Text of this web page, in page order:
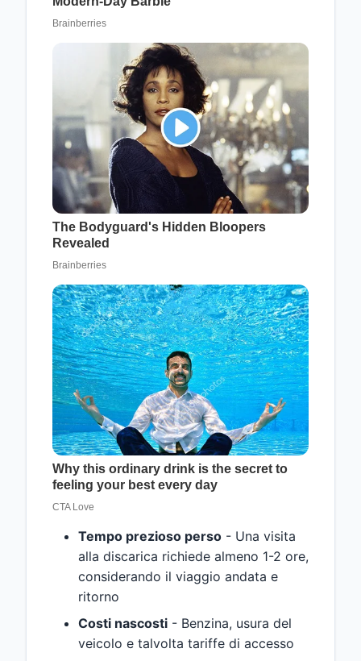
Tempo prezioso perso - Una visita
alla discarica richiede almeno 1-2 ore,
considerando il viaggio andata e
ritorno
Costi nascosti - Benzina, usura del
veicolo e talvolta tariffe di accesso